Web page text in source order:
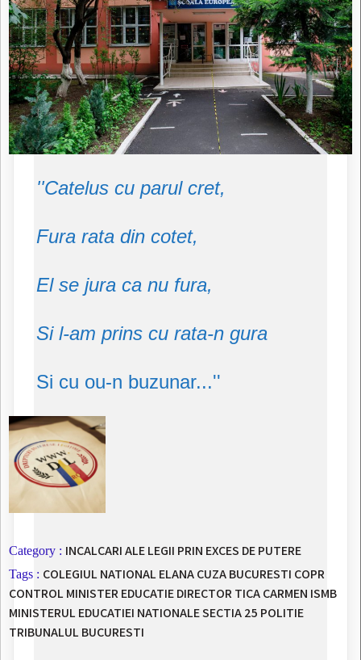
''Catelus cu parul cret,
Fura rata din cotet,
El se jura ca nu fura,
Si l-am prins cu rata-n gura
Si cu ou-n buzunar...''
Category : INCALCARI ALE LEGII PRIN EXCES DE PUTERE
Tags : COLEGIUL NATIONAL ELANA CUZA BUCURESTI COPR
CONTROL MINISTER EDUCATIEDIRECTOR TICA CARMEN ISMB
MINISTERUL EDUCATIEI NATIONALESECTIA 25 POLITIE
TRIBUNALUL BUCURESTI